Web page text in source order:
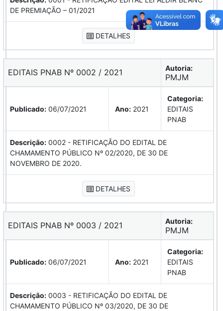
DE PREMIAÇÃO – 01/2021
DETALHES
EDITAIS PNAB Nº 0002 / 2021 Autoria:
PMJM
Publicado: 06/07/2021 Ano: 2021
Categoria:
EDITAIS
PNAB
Descrição: 0002 - RETIFICAÇÃO DO EDITAL DE
CHAMAMENTO PÚBLICO Nº 02/2020, DE 30 DE
NOVEMBRO DE 2020.
DETALHES
EDITAIS PNAB Nº 0003 / 2021 Autoria:
PMJM
Publicado: 06/07/2021 Ano: 2021
Categoria:
EDITAIS
PNAB
Descrição: 0003 - RETIFICAÇÃO DO EDITAL DE
CHAMAMENTO PÚBLICO Nº 03/2020, DE 30 DE